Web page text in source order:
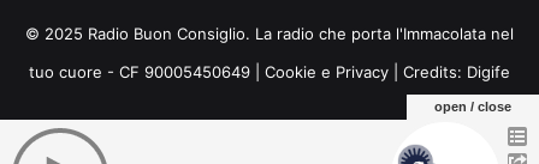
© 2025 Radio Buon Consiglio. La radio che porta l'Immacolata nel
tuo cuore - CF 90005450649 | Cookie e Privacy | Credits: Digife
open / close